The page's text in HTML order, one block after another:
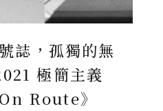
誌，孤獨的無
極簡主義
Route》